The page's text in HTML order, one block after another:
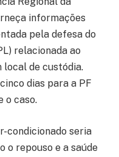
informações
pela defesa do
relacionada ao
local de custódia.
dias para a PF
o caso.
condicionado seria
o repouso e a saúde